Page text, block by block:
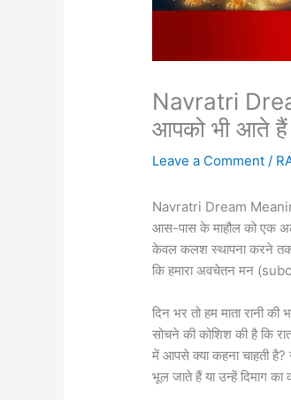
Navratri
आपको भी आते
Leave a Comment /
Navratri Dream
आस-पास के माहौल को एक
केवल कलश स्थापना करने तक
कि हमारा अवचेतन मन
दिन भर तो हम माता रानी
सोचने की कोशिश की है कि
में आपसे क्या कहना चाहती
भूल जाते हैं या उन्हें दिमाग